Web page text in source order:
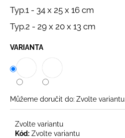
Typ.1 - 34 x 25 x 16 cm
Typ.2 - 29 x 20 x 13 cm
VARIANTA
Můžeme doručit do: Zvolte variantu
Zvolte variantu
Kód: Zvolte variantu
HEBKÉ
STUHY
ČTYŘECH
20
Kč